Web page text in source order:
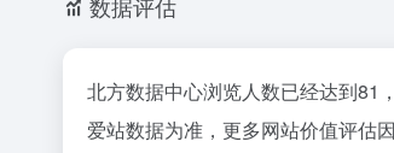
北方数据中心浏览人数已经达到81
爱站数据为准，更多网站价值评估